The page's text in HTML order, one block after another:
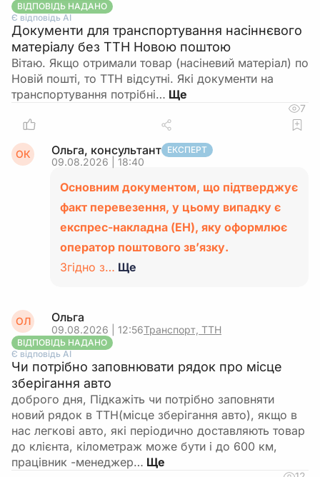
ВІДПОВІДЬ НАДАНО
Є відповідь АІ
Документи для транспортування насіннєвого
матеріалу без ТТН Новою поштою
Вітаю. Якщо отримали товар (насіневий матеріал) по
Новій пошті, то ТТН відсутні. Які документи на
транспортування потрібні…
7
ОК Ольга, консультант ЕКСПЕРТ
09.08.2026 | 18:40
Основним документом, що підтверджує
факт перевезення, у цьому випадку є
експрес-накладна (ЕН), яку оформлює
оператор поштового зв’язку.
Згідно з… Ще
ОЛ Ольга
09.08.2026 | 12:56Транспорт, ТТН
ВІДПОВІДЬ НАДАНО
Є відповідь АІ
Чи потрібно заповнювати рядок про місце
зберігання авто
доброго дня, Підкажіть чи потрібно заповняти
новий рядок в ТТН(місце зберігання авто), якщо в
нас легкові авто, які періодично доставляють товар
до клієнта, кілометраж може бути і до 600 км,
працівник -менеджер…